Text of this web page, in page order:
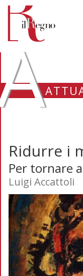
Ridurre i
Per tornare
Luigi Accattoli